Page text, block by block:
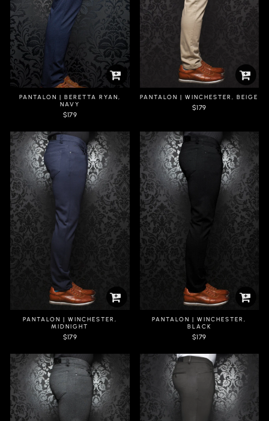
PANTALON | BERETTA RYAN,
NAVY
$179
PANTALON | WINCHESTER, BEIGE
$179
PANTALON | WINCHESTER,
MIDNIGHT
$179
PANTALON | WINCHESTER,
BLACK
$179